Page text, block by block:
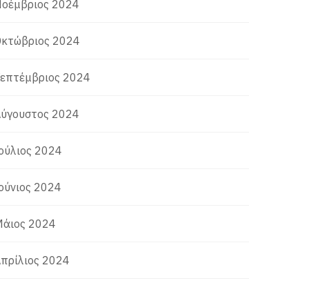
2024
2024
2024
2024
2024
2024
2024
2024